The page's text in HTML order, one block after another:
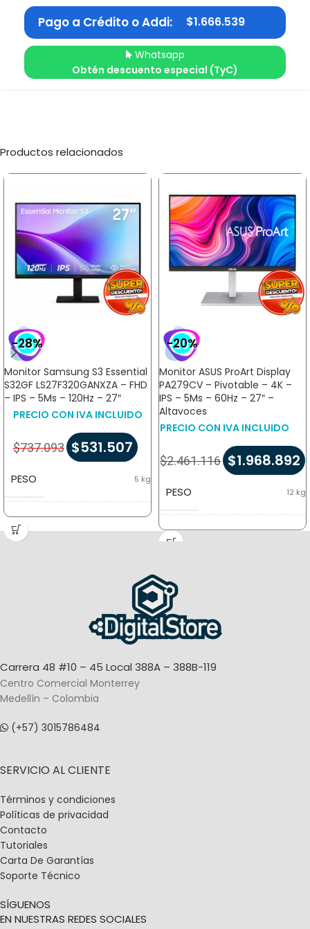
Pago a Crédito o Addi: $1.666.539
Whatsapp
Obtén descuento especial (TyC)
Productos relacionados
-28%
Monitor Samsung S3 Essential
S32GF LS27F320GANXZA – FHD
– IPS – 5Ms – 120Hz – 27″
PRECIO CON IVA INCLUIDO
$737.093 $531.507
PESO 5 kg
DIMENSIONES
-20%
Monitor ASUS ProArt Display
PA279CV – Pivotable – 4K –
IPS – 5Ms – 60Hz – 27″ –
Altavoces
PRECIO CON IVA INCLUIDO
$2.461.116 $1.968.892
PESO 12 kg
DIMENSIONES
TIPO DE
PANTALLA
Carrera 48 #10 – 45 Local 388A – 388B-119
Centro Comercial Monterrey
Medellín – Colombia
(+57) 3015786484
SERVICIO AL CLIENTE
Términos y condiciones
Políticas de privacidad
Contacto
Tutoriales
Carta De Garantías
Soporte Técnico
SÍGUENOS
EN NUESTRAS REDES SOCIALES